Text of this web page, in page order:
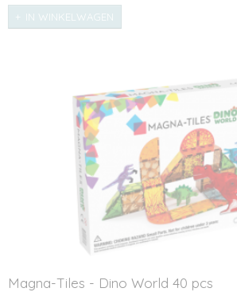
IN WINKELWAGEN
Magna-Tiles - Dino World 40 pcs